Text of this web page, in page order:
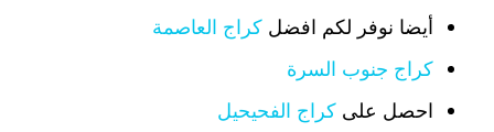
أيضا نوفر لكم افضل كراج العاصمة
كراج جنوب السرة
احصل على كراج الفحيحيل